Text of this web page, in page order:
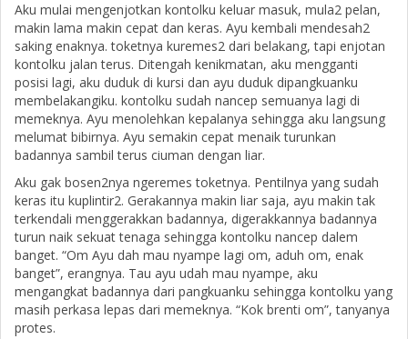
Aku mulai mengenjotkan kontolku keluar masuk, mula2 pelan,
makin lama makin cepat dan keras. Ayu kembali mendesah2
saking enaknya. toketnya kuremes2 dari belakang, tapi enjotan
kontolku jalan terus. Ditengah kenikmatan, aku mengganti
posisi lagi, aku duduk di kursi dan ayu duduk dipangkuanku
membelakangiku. kontolku sudah nancep semuanya lagi di
memeknya. Ayu menolehkan kepalanya sehingga aku langsung
melumat bibirnya. Ayu semakin cepat menaik turunkan
badannya sambil terus ciuman dengan liar.
Aku gak bosen2nya ngeremes toketnya. Pentilnya yang sudah
keras itu kuplintir2. Gerakannya makin liar saja, ayu makin tak
terkendali menggerakkan badannya, digerakkannya badannya
turun naik sekuat tenaga sehingga kontolku nancep dalem
banget. “Om Ayu dah mau nyampe lagi om, aduh om, enak
banget”, erangnya. Tau ayu udah mau nyampe, aku
mengangkat badannya dari pangkuanku sehingga kontolku yang
masih perkasa lepas dari memeknya. “Kok brenti om”, tanyanya
protes.